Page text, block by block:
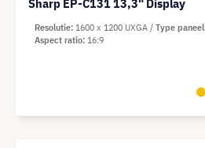
Sharp EP-C131 13,3" Display
Resolutie 1600 x 1200 UXGA Type paneel
Aspect ratio 16:9